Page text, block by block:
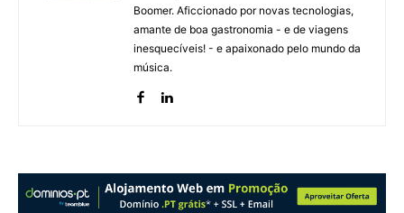
Boomer. Aficcionado por novas tecnologias,
amante de boa gastronomia - e de viagens
inesquecíveis! - e apaixonado pelo mundo da
música.